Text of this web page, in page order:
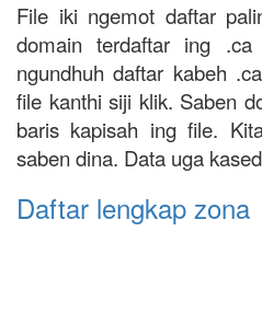
File iki ngemot daftar
domain terdaftar ing
ngundhuh daftar kabeh
file kanthi siji klik. Saben
baris kapisah ing file.
saben dina. Data uga
Daftar lengkap zona